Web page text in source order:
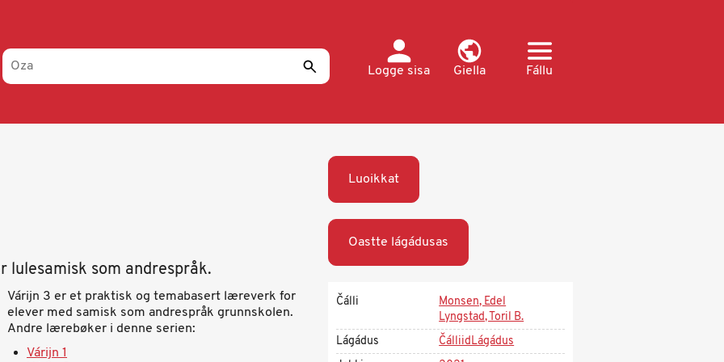
Logge sisa
Giella Fállu
som andrespråk.
Várijn 3 er et praktisk og temabasert læreverk for
elever med samisk som andrespråk grunnskolen.
Andre lærebøker i denne serien:
Várijn 1
Luoikkat
Oastte lágádusas
Čálli
Monsen, Edel
Lyngstad, Toril B.
Lágádus
ČálliidLágádus